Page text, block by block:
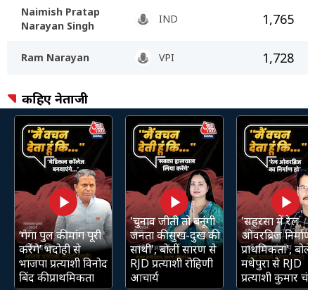
Naimish Pratap
Narayan Singh
IND 1,765
Ram Narayan VPI 1,728
कहिए नेताजी
‘गंगा पुल की मांग पूरी
करेंगे’ भदोही से
भाजपा प्रत्याशी विनोद
बिंद की प्राथमिकता
'चुनाव जीती तो बनूंगी
जनता की सुख-दुख की
साथी', बोलीं सारण से
RJD प्रत्याशी रोहिणी
आचार्य
'सहरसा में रेल
ओवरब्रिज निर्माण
प्राथमिकता', बोले
मधेपुरा से RJD
प्रत्याशी कुमार